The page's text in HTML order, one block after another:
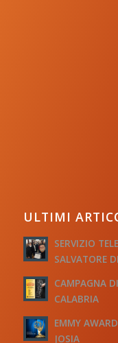
ULTIMI
SERVIZIO
SALVATORE
CAMPAGNA
CALABRIA
EMMY
JOSIA